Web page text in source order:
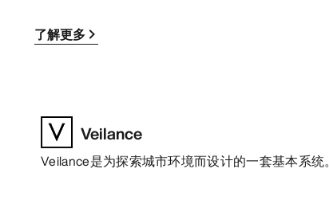
了解更多
Veilance
Veilance是为探索城市环境而设计的一套基本系统。